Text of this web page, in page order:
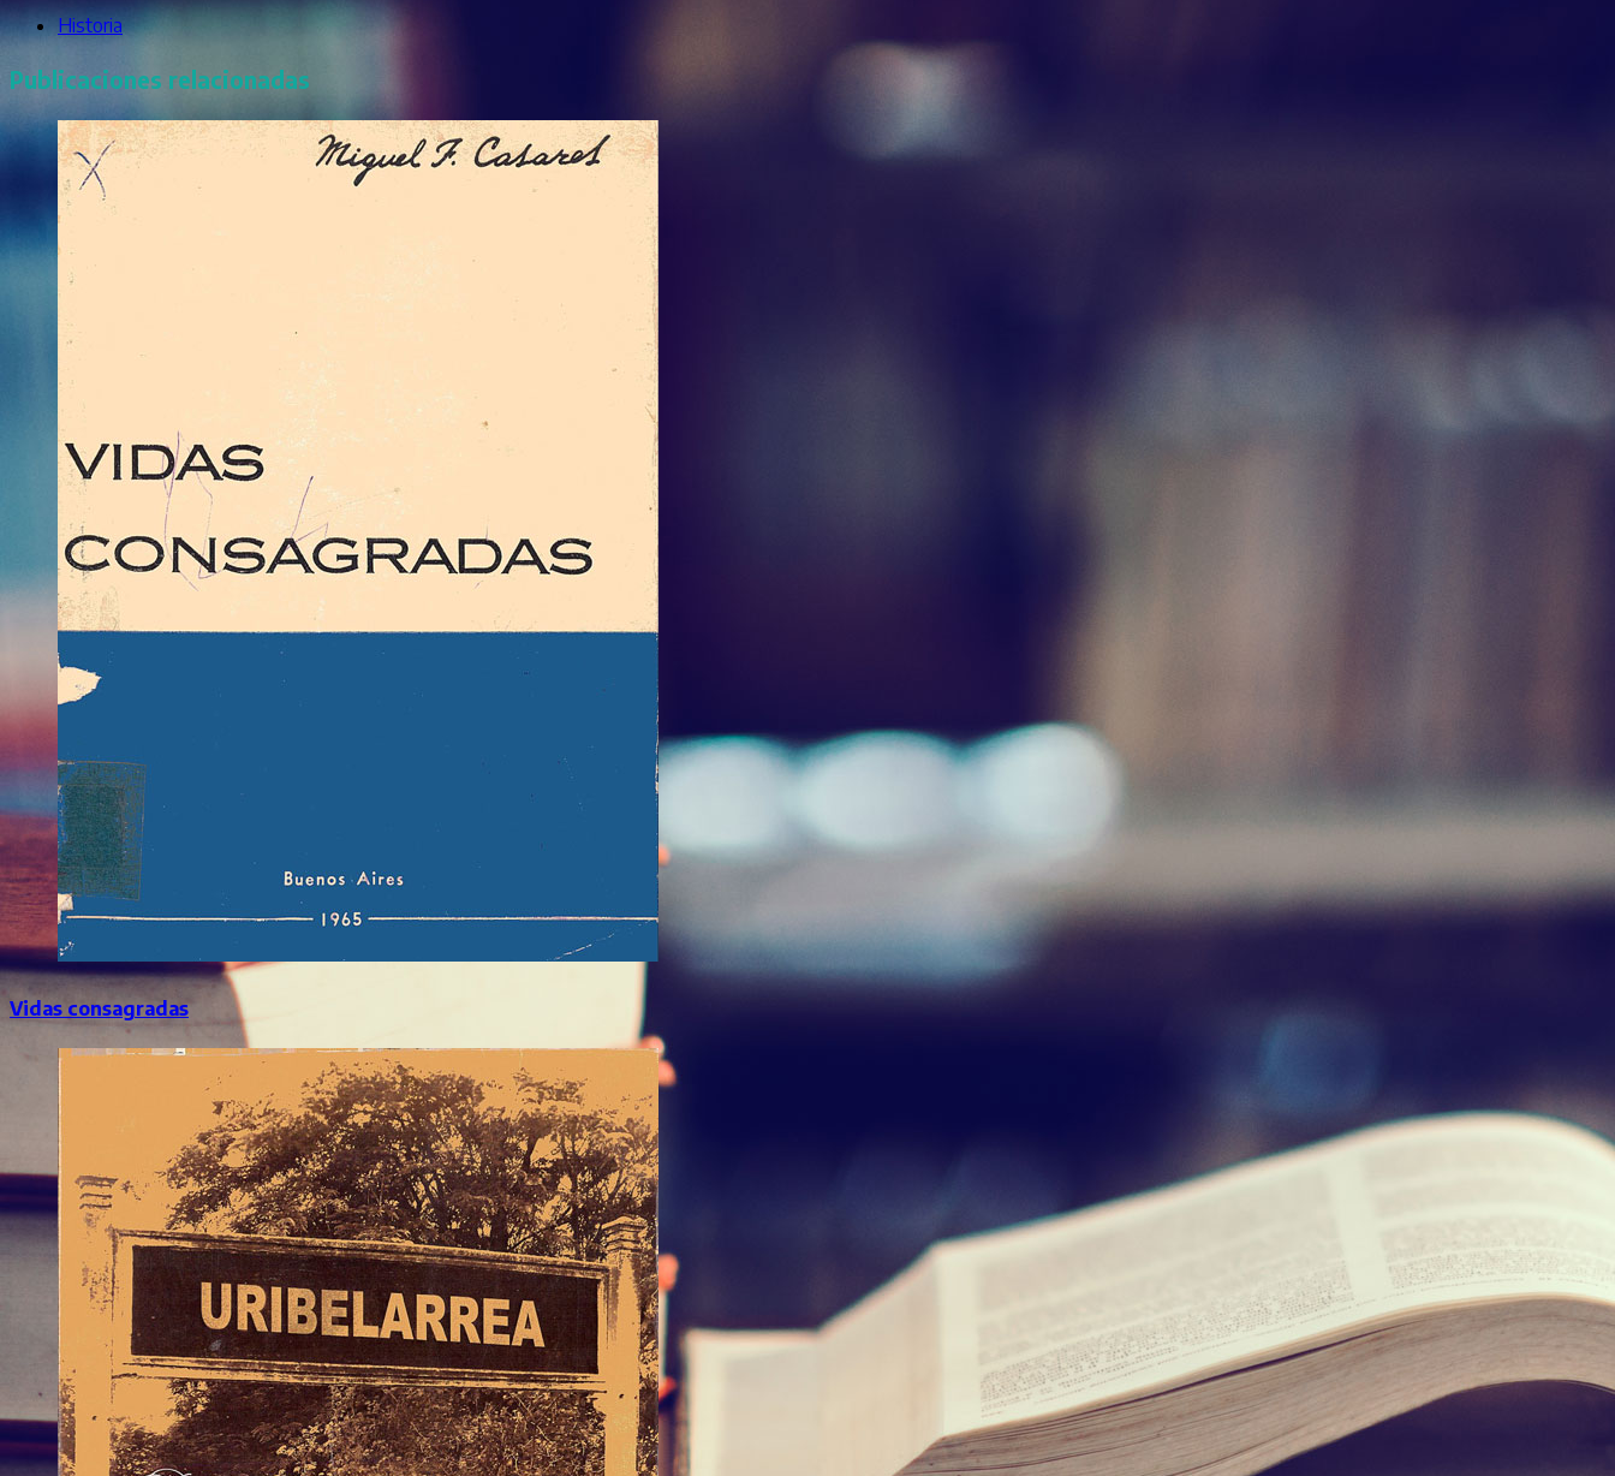
Historia
Publicaciones relacionadas
Vidas consagradas